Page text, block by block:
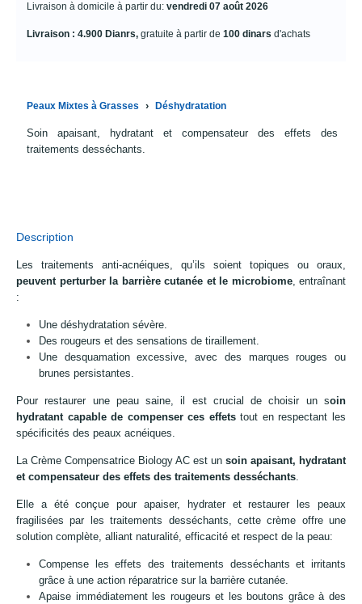
Livraison à domicile à partir du: vendredi 07 août 2026
Livraison : 4.900 Dianrs, gratuite à partir de 100 dinars d'achats
Peaux Mixtes à Grasses › Déshydratation
Soin apaisant, hydratant et compensateur des effets des
traitements desséchants.
Description
Les traitements anti-acnéiques, qu’ils soient topiques ou oraux,
peuvent perturber la barrière cutanée et le microbiome, entraînant
:
Une déshydratation sévère.
Des rougeurs et des sensations de tiraillement.
Une desquamation excessive, avec des marques rouges ou
brunes persistantes.
Pour restaurer une peau saine, il est crucial de choisir un soin
hydratant capable de compenser ces effetstout en respectant les
spécificités des peaux acnéiques.
La Crème Compensatrice Biology AC est un soin apaisant, hydratant
et compensateur des effets des traitements desséchants.
Elle a été conçue pour apaiser, hydrater et restaurer les peaux
fragilisées par les traitements desséchants, cette crème offre une
solution complète, alliant naturalité, efficacité et respect de la peau:
Compense les effets des traitements desséchants et irritants
grâce à une action réparatrice sur la barrière cutanée.
Apaise immédiatement les rougeurs et les boutons grâce à des